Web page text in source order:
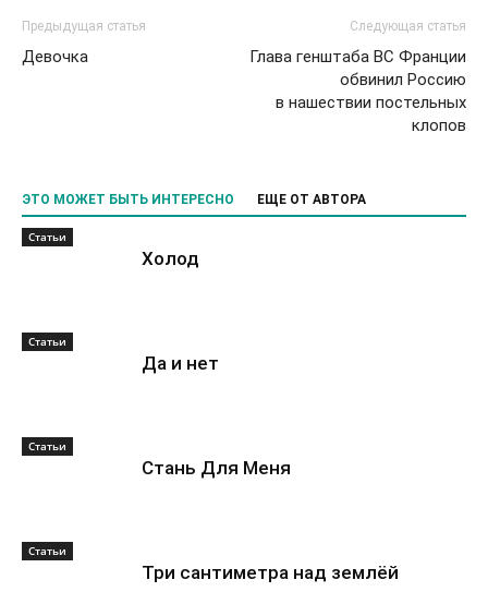
Предыдущая статья
Девочка
Следующая статья
Глава генштаба ВС Франции
обвинил Россию
в нашествии постельных
клопов
ЭТО МОЖЕТ БЫТЬ ИНТЕРЕСНО ЕЩЕ ОТ АВТОРА
Статьи
Холод
Статьи
Да и нет
Статьи
Стань Для Меня
Статьи
Три сантиметра над землёй